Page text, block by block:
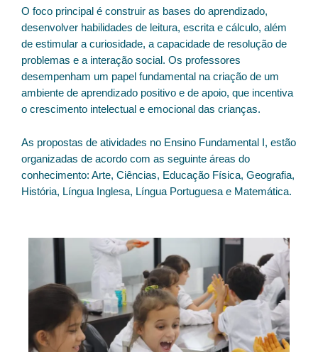
O foco principal é construir as bases do aprendizado,
desenvolver habilidades de leitura, escrita e cálculo, além
de estimular a curiosidade, a capacidade de resolução de
problemas e a interação social. Os professores
desempenham um papel fundamental na criação de um
ambiente de aprendizado positivo e de apoio, que incentiva
o crescimento intelectual e emocional das crianças.
As propostas de atividades no Ensino Fundamental I, estão
organizadas de acordo com as seguinte áreas do
conhecimento: Arte, Ciências, Educação Física, Geografia,
História, Língua Inglesa, Língua Portuguesa e Matemática.